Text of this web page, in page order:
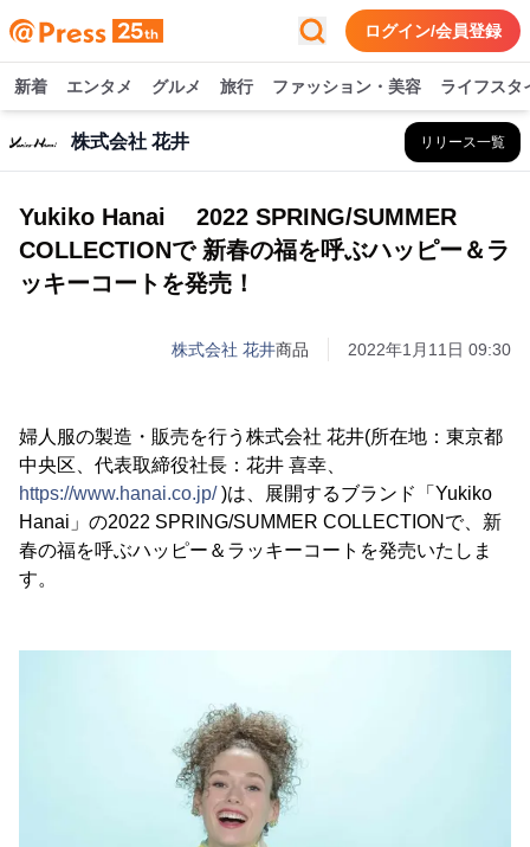
ログイン/会員登録
新着 エンタメ グルメ 旅行 ファッション・美容 ライフスタ
株式会社 花井 リリース一覧
Yukiko Hanai 2022 SPRING/SUMMER
COLLECTIONで 新春の福を呼ぶハッピー＆ラ
ッキーコートを発売！
株式会社 花井商品 2022年1月11日 09:30
婦人服の製造・販売を行う株式会社 花井(所在地：東京都
中央区、代表取締役社長：花井 喜幸、
https://www.hanai.co.jp/)は、展開するブランド「Yukiko
Hanai」の2022 SPRING/SUMMER COLLECTIONで、新
春の福を呼ぶハッピー＆ラッキーコートを発売いたしま
す。